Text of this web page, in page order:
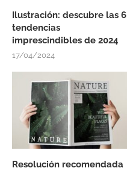
Ilustración: descubre las 6
tendencias
imprescindibles de 2024
17/04/2024
Resolución recomendada